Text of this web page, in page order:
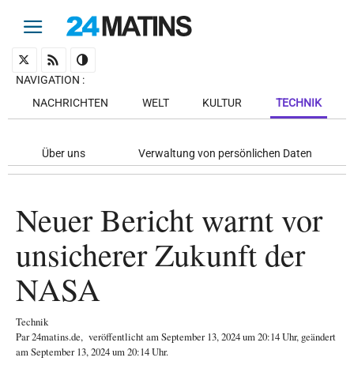
NAVIGATION :
NACHRICHTEN
WELT KULTUR TECHNIK
Über uns Verwaltung von persönlichen Daten
Neuer Bericht warnt vor
unsicherer Zukunft der
NASA
Technik
Par24matins.de, veröffentlicht amSeptember 13, 2024um 20:14 Uhr, geändert
am September 13, 2024 um 20:14 Uhr.